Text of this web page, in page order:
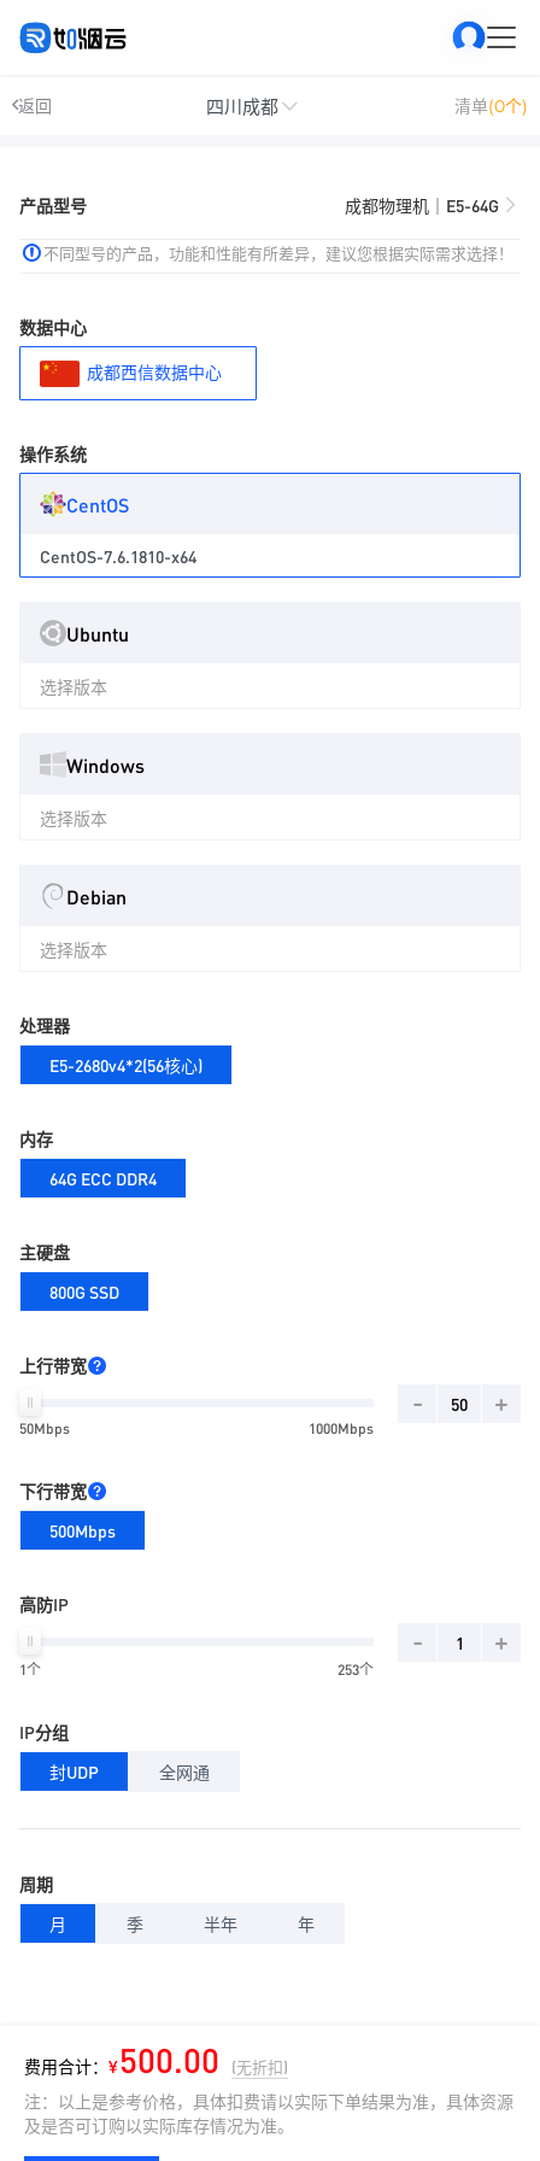
返回 四川成都 清单(0个)
产品型号 成都物理机｜E5-64G
不同型号的产品，功能和性能有所差异，建议您根据实际需求选择！
数据中心
成都西信数据中心
操作系统
CentOS
CentOS-7.6.1810-x64
Ubuntu
选择版本
Windows
选择版本
Debian
选择版本
处理器
E5-2680v4*2(56核心)
内存
64G ECC DDR4
主硬盘
800G SSD
上行带宽
50Mbps 1000Mbps
- +
下行带宽
500Mbps
高防IP
1个 253个
- +
IP分组
封UDP
全网通
周期
月
季 半年 年
费用合计： ¥500.00 (无折扣)
注：以上是参考价格，具体扣费请以实际下单结果为准，具体资源
及是否可订购以实际库存情况为准。